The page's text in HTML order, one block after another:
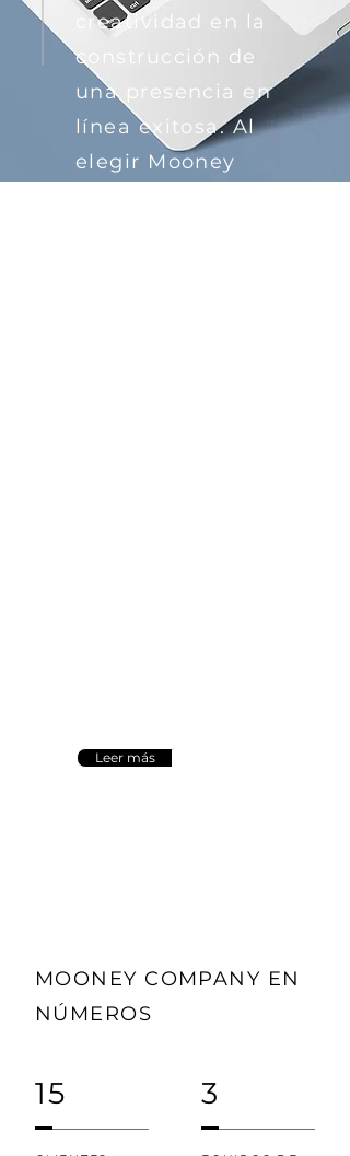
creatividad en la
construcción de
una presencia en
línea exitosa. Al
elegir Mooney
Leer más
MOONEY COMPANY EN
NÚMEROS
15 3